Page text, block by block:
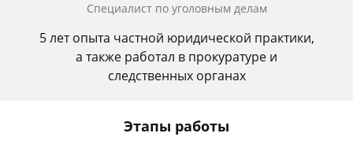
Специалист по уголовным делам
5 лет опыта частной юридической практики,
а также работал в прокуратуре и
следственных органах
Этапы работы